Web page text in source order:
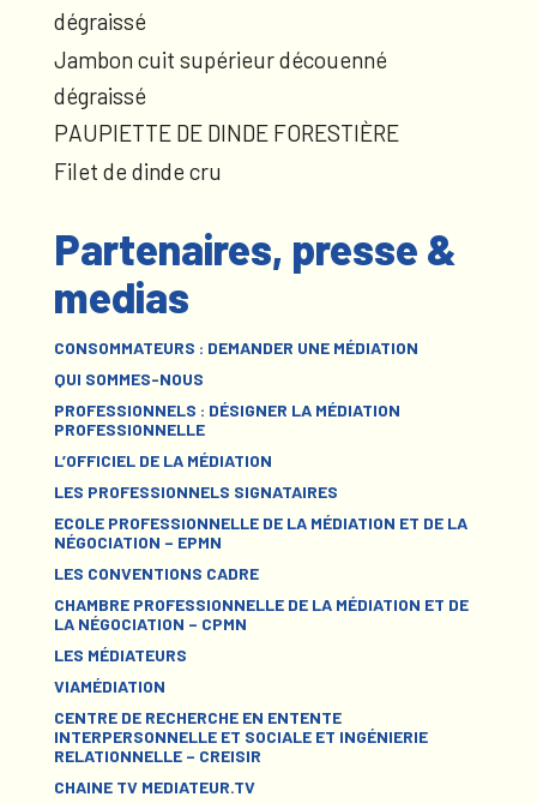
dégraissé
Jambon cuit supérieur découenné
dégraissé
PAUPIETTE DE DINDE FORESTIÈRE
Filet de dinde cru
Partenaires, presse &
medias
CONSOMMATEURS : DEMANDER UNE MÉDIATION
QUI SOMMES-NOUS
PROFESSIONNELS : DÉSIGNER LA MÉDIATION
PROFESSIONNELLE
L’OFFICIEL DE LA MÉDIATION
LES PROFESSIONNELS SIGNATAIRES
ECOLE PROFESSIONNELLE DE LA MÉDIATION ET DE LA
NÉGOCIATION – EPMN
LES CONVENTIONS CADRE
CHAMBRE PROFESSIONNELLE DE LA MÉDIATION ET DE
LA NÉGOCIATION – CPMN
LES MÉDIATEURS
VIAMÉDIATION
CENTRE DE RECHERCHE EN ENTENTE
INTERPERSONNELLE ET SOCIALE ET INGÉNIERIE
RELATIONNELLE – CREISIR
CHAINE TV MEDIATEUR.TV